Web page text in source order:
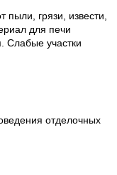
грязи, извести,
для печи
Слабые участки
отделочных